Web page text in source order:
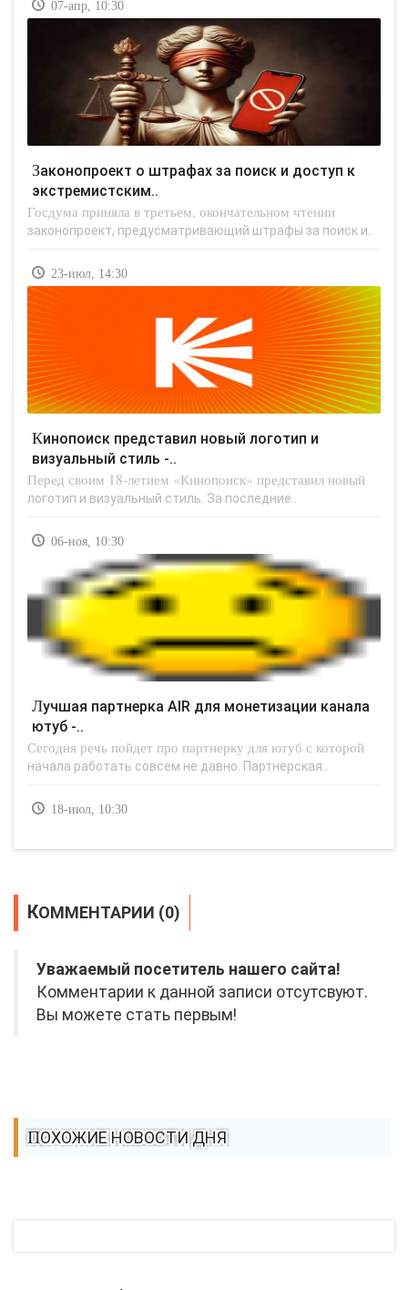
07-апр, 10:30
Законопроект о штрафах за поиск и доступ к
экстремистским..
Госдума приняла в третьем, окончательном чтении
законопроект, предусматривающий штрафы за поиск и..
23-июл, 14:30
Кинопоиск представил новый логотип и
визуальный стиль -..
Перед своим 18-летием «Кинопоиск» представил новый
логотип и визуальный стиль. За последние..
06-ноя, 10:30
Лучшая партнерка AIR для монетизации канала
ютуб -..
Сегодня речь пойдет про партнерку для ютуб с которой
начала работать совсем не давно. Партнерская..
18-июл, 10:30
КОММЕНТАРИИ (0)
Уважаемый посетитель нашего сайта!
Комментарии к данной записи отсутсвуют.
Вы можете стать первым!
ПОХОЖИЕ НОВОСТИ ДНЯ